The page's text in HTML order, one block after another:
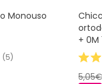
Monouso
(5)
+ 0M
5,05€